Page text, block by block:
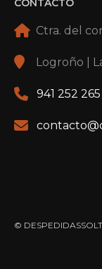
CONTACTO
Ctra. del
Logroño |
941 252 265
©